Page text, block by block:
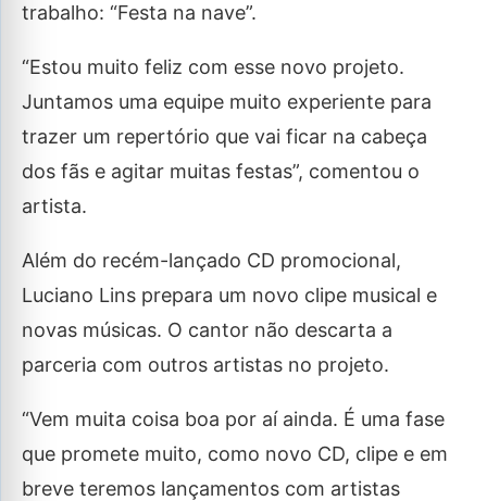
trabalho: “Festa na nave”.
“Estou muito feliz com esse novo projeto.
Juntamos uma equipe muito experiente para
trazer um repertório que vai ficar na cabeça
dos fãs e agitar muitas festas”, comentou o
artista.
Além do recém-lançado CD promocional,
Luciano Lins prepara um novo clipe musical e
novas músicas. O cantor não descarta a
parceria com outros artistas no projeto.
“Vem muita coisa boa por aí ainda. É uma fase
que promete muito, como novo CD, clipe e em
breve teremos lançamentos com artistas